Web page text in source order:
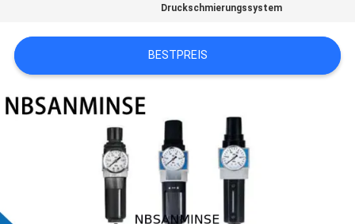
NACHRICHTEN
FORDERN
SIE EIN
Druckschmierungssystem
BESTPREIS